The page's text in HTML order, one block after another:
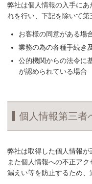
弊社は個人情報の入手に
れを行い、下記を除いて第
お客様の同意がある場
業務の為の各種手続き
公的機関からの法令に
が認められている場合
個人情報第三者
弊社は取得した個人情報が
また個人情報への不正アク
漏えい等を防止するため、